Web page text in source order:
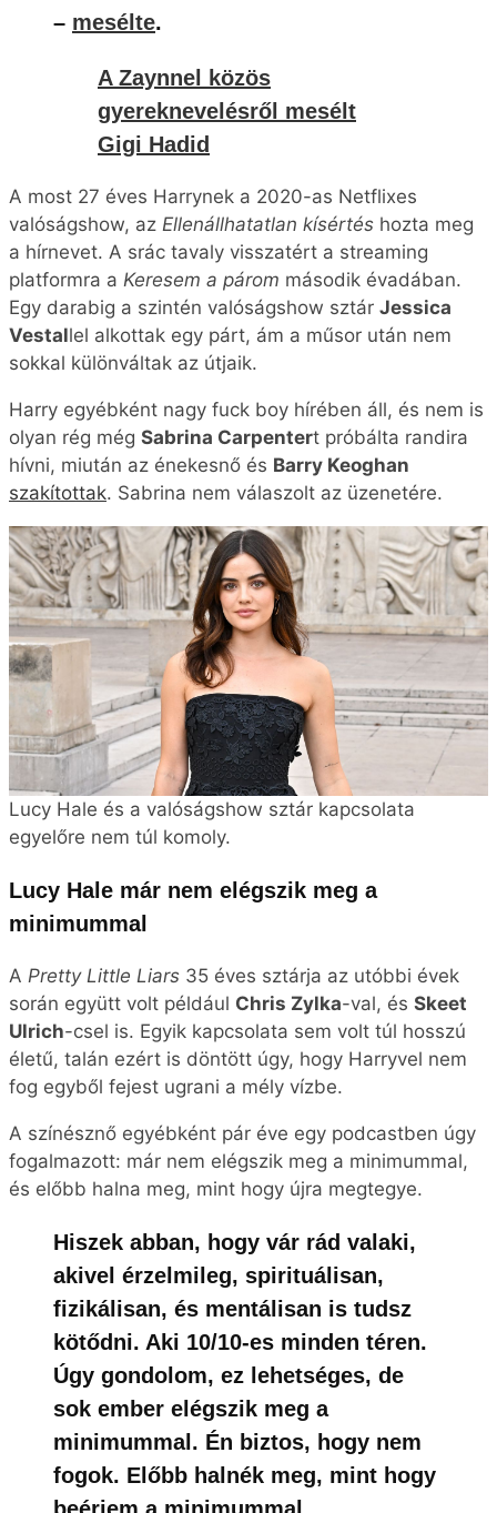
platformra aKeresem a párom
lel alkottak egy párt, ám a műsor után nem
sokkal különváltak az útjaik.
Harry egyébként nagy fuck boy hírében áll, és nem is
olyan rég még
Sabrina Carpenter
t próbálta randira
hívni, miután az énekesnő és Barry Keoghan
szakítottak
. Sabrina nem válaszolt az üzenetére.
Lucy Hale és a valóságshow sztár kapcsolata
egyelőre nem túl komoly.
Lucy Hale már nem elégszik meg a
minimummal
A Pretty Little Liars 35 éves sztárja az utóbbi évek
során együtt volt példáulChris Zylka
Skeet
Ulrich -csel is. Egyik kapcsolata sem volt túl hosszú
életű, talán ezért is döntött úgy, hogy Harryvel nem
fog egyből fejest ugrani a mély vízbe.
A színésznő egyébként pár éve egy podcastben úgy
fogalmazott: már nem elégszik meg a minimummal,
és előbb halna meg, mint hogy újra megtegye.
Hiszek abban, hogy vár rád valaki,
akivel érzelmileg, spirituálisan,
fizikálisan, és mentálisan is tudsz
kötődni. Aki 10/10-es minden téren.
Úgy gondolom, ez lehetséges, de
sok ember elégszik meg a
minimummal. Én biztos, hogy nem
beérjem a minimummal
– nyilatkozta.
A Bridgerton család sztárja
is csatlakozott Lucy Hale új
filmjéhez
Lucy HaleHarry Jowsey Too Hot to Handle Keresem a párom